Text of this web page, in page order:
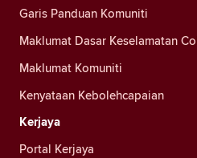
Garis Panduan Komuniti
Maklumat Dasar Keselamatan
Maklumat Komuniti
Kenyataan Kebolehcapaian
Kerjaya
Portal Kerjaya